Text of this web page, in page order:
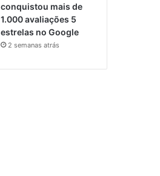
conquistou mais de
1.000 avaliações 5
estrelas no Google
2 semanas atrás